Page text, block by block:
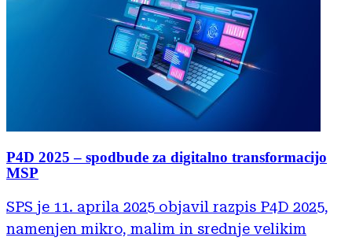
P4D 2025 – spodbude za digitalno transformacijo
MSP
SPS je 11. aprila 2025 objavil razpis P4D 2025,
namenjen mikro, malim in srednje velikim